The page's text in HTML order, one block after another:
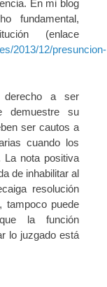
En mi blog
fundamental,
(enlace
2013/12/presuncion-
a ser
demuestre su
ser cautos a
cuando los
La nota positiva
de inhabilitar al
resolución
tampoco puede
la función
lo juzgado está